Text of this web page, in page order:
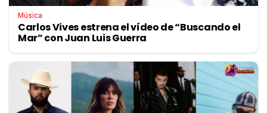
Música
Carlos Vives estrena el vídeo de “Buscando el
Mar” con Juan Luis Guerra